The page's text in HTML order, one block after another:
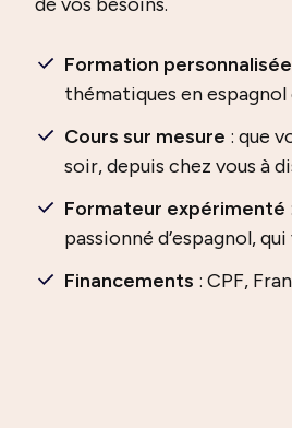
Formation personnalisée
thématiques en
Cours sur mesure : que
soir, depuis chez vous à
Formateur expérimenté
passionné d’espagnol,
Financements : CPF,